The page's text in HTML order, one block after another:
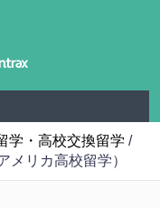
学・高校交換留学 /
リカ高校留学）